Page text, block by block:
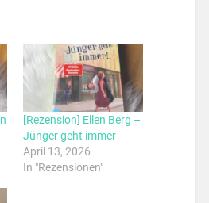
[Rezension] Ellen Berg –
Jünger geht immer
April 13, 2026
In "Rezensionen"